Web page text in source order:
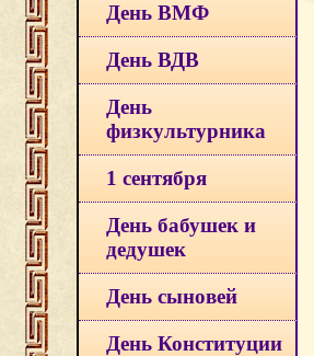
День ВМФ
День ВДВ
День
физкультурника
1 сентября
День бабушек и
дедушек
День сыновей
День Конституции